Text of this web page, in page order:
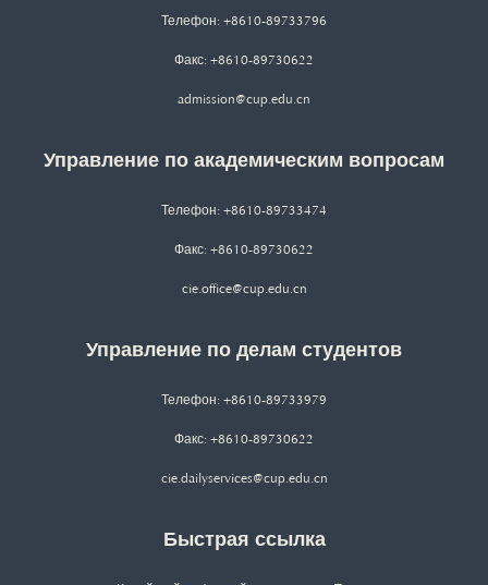
Телефон: +8610-89733796
Факс: +8610-89730622
admission@cup.edu.cn
Управление по академическим вопросам
Телефон: +8610-89733474
Факс: +8610-89730622
cie.office@cup.edu.cn
Управление по делам студентов
Телефон: +8610-89733979
Факс: +8610-89730622
cie.dailyservices@cup.edu.cn
Быстрая ссылка